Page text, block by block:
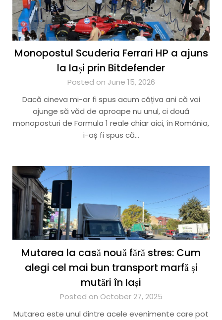
Monopostul Scuderia Ferrari HP a ajuns
la Iași prin Bitdefender
Posted on June 15, 2026
Dacă cineva mi-ar fi spus acum câțiva ani că voi
ajunge să văd de aproape nu unul, ci două
monoposturi de Formula 1 reale chiar aici, în România,
i-aș fi spus că…
Mutarea la casă nouă fără stres: Cum
alegi cel mai bun transport marfă și
mutări în Iași
Posted on October 27, 2025
Mutarea este unul dintre acele evenimente care pot